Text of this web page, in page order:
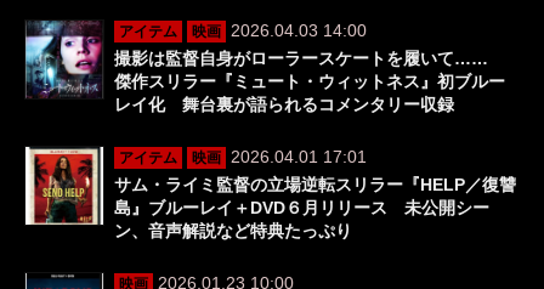
アイテム 映画
2026.04.03 14:00
撮影は監督自身がローラースケートを履いて……
傑作スリラー『ミュート・ウィットネス』初ブルー
レイ化 舞台裏が語られるコメンタリー収録
アイテム 映画
2026.04.01 17:01
サム・ライミ監督の立場逆転スリラー『HELP／復讐
島』ブルーレイ＋DVD６月リリース 未公開シー
ン、音声解説など特典たっぷり
映画 2026.01.23 10:00